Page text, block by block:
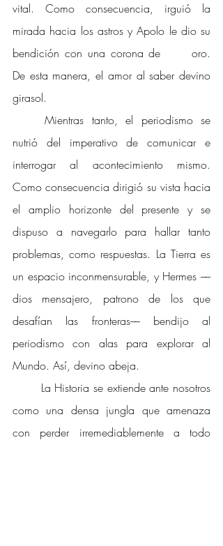
vital. Como consecuencia, irguió la
mirada hacia los astros y Apolo le dio su
bendición con una corona de 	oro.
De esta manera, el amor al saber devino
girasol.
Mientras tanto, el periodismo se
nutrió del imperativo de comunicar e
interrogar al acontecimiento mismo.
Como consecuencia dirigió su vista hacia
el amplio horizonte del presente y se
dispuso a navegarlo para hallar tanto
problemas, como respuestas. La Tierra es
un espacio inconmensurable, y Hermes ––
dios mensajero, patrono de los que
desafían las fronteras–– bendijo al
periodismo con alas para explorar al
Mundo. Así, devino abeja.
La Historia se extiende ante nosotros
como una densa jungla que amenaza
con perder irremediablemente a todo